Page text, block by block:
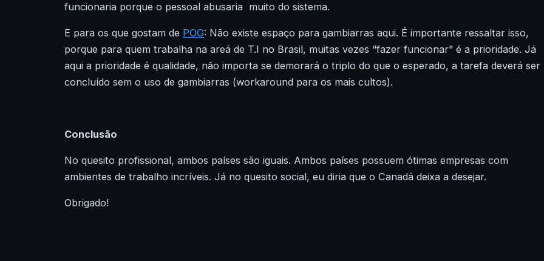
funcionaria porque o pessoal abusaria muito do sistema.
E para os que gostam de POG: Não existe espaço para gambiarras aqui. É importante ressaltar isso,
porque para quem trabalha na areá de T.I no Brasil, muitas vezes “fazer funcionar” é a prioridade. Já
aqui a prioridade é qualidade, não importa se demorará o triplo do que o esperado, a tarefa deverá ser
concluído sem o uso de gambiarras (workaround para os mais cultos).
Conclusão
No quesito profissional, ambos países são iguais. Ambos países possuem ótimas empresas com
ambientes de trabalho incríveis. Já no quesito social, eu diria que o Canadá deixa a desejar.
Obrigado!